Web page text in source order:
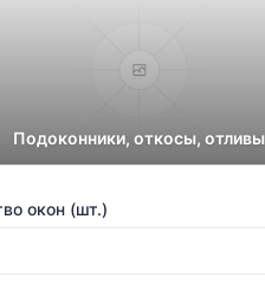
Подоконники, откосы, отливы
окон (шт.)